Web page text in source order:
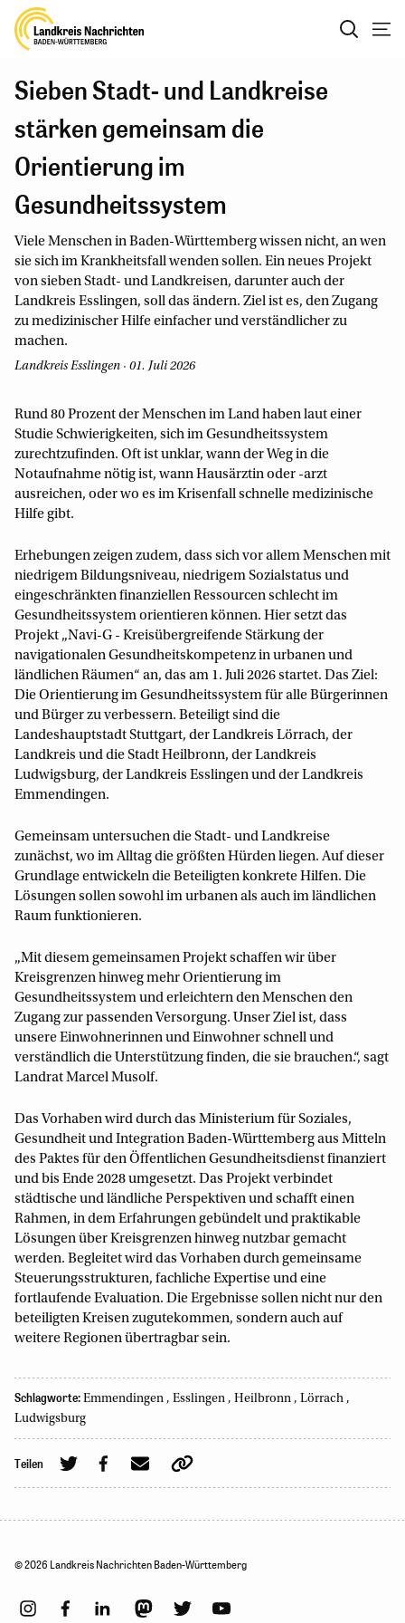
Sieben Stadt- und Landkreise
stärken gemeinsam die
Orientierung im
Gesundheitssystem
Viele Menschen in Baden-Württemberg wissen nicht, an wen
sie sich im Krankheitsfall wenden sollen. Ein neues Projekt
von sieben Stadt- und Landkreisen, darunter auch der
Landkreis Esslingen, soll das ändern. Ziel ist es, den Zugang
zu medizinischer Hilfe einfacher und verständlicher zu
machen.
Landkreis Esslingen · 01. Juli 2026
Rund 80 Prozent der Menschen im Land haben laut einer
Studie Schwierigkeiten, sich im Gesundheitssystem
zurechtzufinden. Oft ist unklar, wann der Weg in die
Notaufnahme nötig ist, wann Hausärztin oder -arzt
ausreichen, oder wo es im Krisenfall schnelle medizinische
Hilfe gibt.
Erhebungen zeigen zudem, dass sich vor allem Menschen mit
niedrigem Bildungsniveau, niedrigem Sozialstatus und
eingeschränkten finanziellen Ressourcen schlecht im
Gesundheitssystem orientieren können. Hier setzt das
Projekt „Navi-G - Kreisübergreifende Stärkung der
navigationalen Gesundheitskompetenz in urbanen und
ländlichen Räumen“ an, das am 1. Juli 2026 startet. Das Ziel:
Die Orientierung im Gesundheitssystem für alle Bürgerinnen
und Bürger zu verbessern. Beteiligt sind die
Landeshauptstadt Stuttgart, der Landkreis Lörrach, der
Landkreis und die Stadt Heilbronn, der Landkreis
Ludwigsburg, der Landkreis Esslingen und der Landkreis
Emmendingen.
Gemeinsam untersuchen die Stadt- und Landkreise
zunächst, wo im Alltag die größten Hürden liegen. Auf dieser
Grundlage entwickeln die Beteiligten konkrete Hilfen. Die
Lösungen sollen sowohl im urbanen als auch im ländlichen
Raum funktionieren.
„Mit diesem gemeinsamen Projekt schaffen wir über
Kreisgrenzen hinweg mehr Orientierung im
Gesundheitssystem und erleichtern den Menschen den
Zugang zur passenden Versorgung. Unser Ziel ist, dass
unsere Einwohnerinnen und Einwohner schnell und
verständlich die Unterstützung finden, die sie brauchen.“, sagt
Landrat Marcel Musolf.
Das Vorhaben wird durch das Ministerium für Soziales,
Gesundheit und Integration Baden-Württemberg aus Mitteln
des Paktes für den Öffentlichen Gesundheitsdienst finanziert
und bis Ende 2028 umgesetzt. Das Projekt verbindet
städtische und ländliche Perspektiven und schafft einen
Rahmen, in dem Erfahrungen gebündelt und praktikable
Lösungen über Kreisgrenzen hinweg nutzbar gemacht
werden. Begleitet wird das Vorhaben durch gemeinsame
Steuerungsstrukturen, fachliche Expertise und eine
fortlaufende Evaluation. Die Ergebnisse sollen nicht nur den
beteiligten Kreisen zugutekommen, sondern auch auf
weitere Regionen übertragbar sein.
Schlagworte: Emmendingen , Esslingen , Heilbronn , Lörrach ,
Ludwigsburg
Teilen
© 2026 Landkreis Nachrichten Baden-Württemberg